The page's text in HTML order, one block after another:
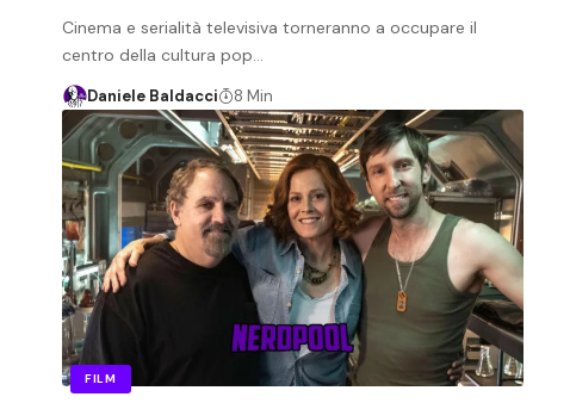
Cinema e serialità televisiva torneranno a occupare il
centro della cultura pop…
Daniele Baldacci 8 Min
FILM